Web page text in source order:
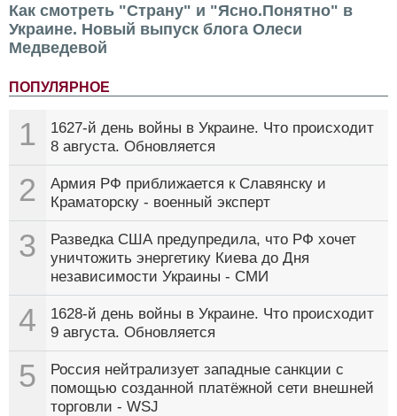
Как смотреть "Страну" и "Ясно.Понятно" в
Украине. Новый выпуск блога Олеси
Медведевой
ПОПУЛЯРНОЕ
1
1627-й день войны в Украине. Что происходит
8 августа. Обновляется
2
Армия РФ приближается к Славянску и
Краматорску - военный эксперт
3
Разведка США предупредила, что РФ хочет
уничтожить энергетику Киева до Дня
независимости Украины - СМИ
4
1628-й день войны в Украине. Что происходит
9 августа. Обновляется
5
Россия нейтрализует западные санкции с
помощью созданной платёжной сети внешней
торговли - WSJ